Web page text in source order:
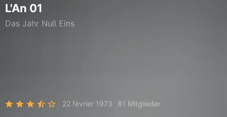
L'An 01
Das Jahr Null Eins
22 février 1973 81 Mitglieder